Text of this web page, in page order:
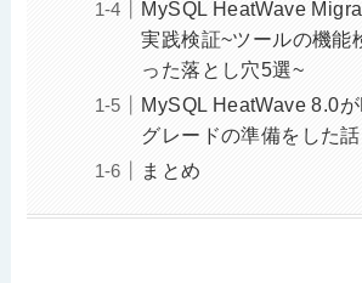
MySQL HeatWave
実践検証~ツールの機能
った落とし穴5選~
MySQL HeatWave 8.0
グレードの準備をした話
まとめ